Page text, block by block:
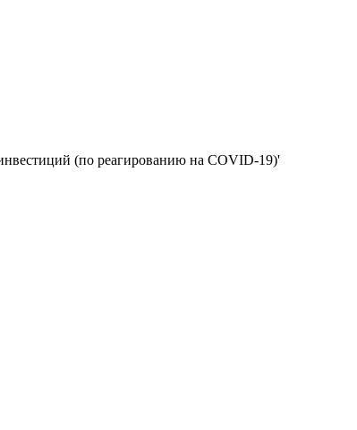
(по реагированию на COVID-19)'